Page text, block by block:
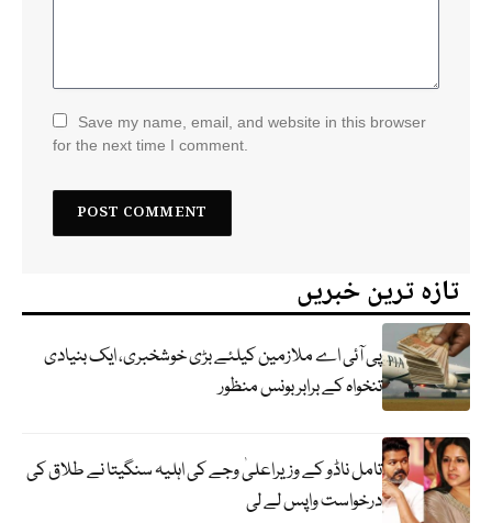
Save my name, email, and website in this browser
for the next time I comment.
تازہ ترین خبریں
پی آئی اے ملازمین کیلئے بڑی خوشخبری، ایک بنیادی
تنخواہ کے برابر بونس منظور
تامل ناڈو کے وزیراعلیٰ وجے کی اہلیہ سنگیتا نے طلاق کی
درخواست واپس لے لی